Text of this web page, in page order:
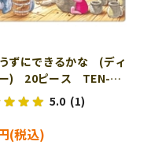
ずにできるかな (ディ
) 20ピース TEN-
216 ［CP-IT］
5.0 (1)